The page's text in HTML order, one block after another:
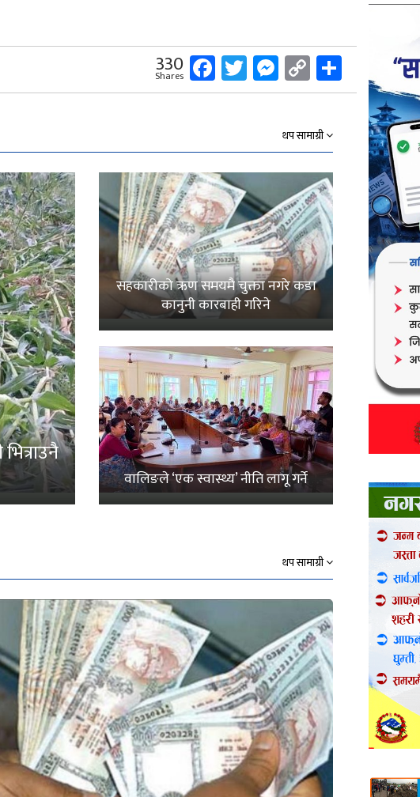
330
Shares Facebook
Twitter
Messenger
Copy
Link
Share
थप सामाग्री
सहकारीको ऋण समयमै चुक्ता नगरे कडा
कानुनी कारबाही गरिने
वालिङले ‘एक स्वास्थ्य’ नीति लागू गर्ने
थप सामाग्री